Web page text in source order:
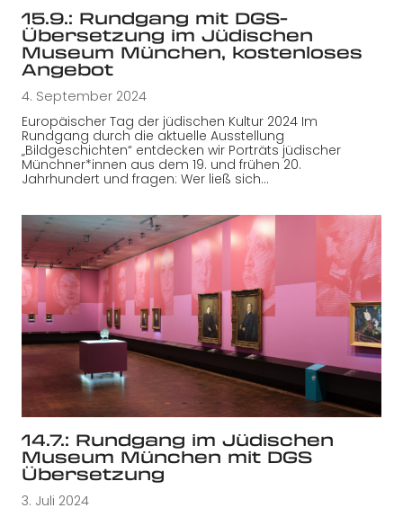
15.9.: Rundgang mit DGS-
Übersetzung im Jüdischen
Museum München, kostenloses
Angebot
4. September 2024
Europäischer Tag der jüdischen Kultur 2024 Im
Rundgang durch die aktuelle Ausstellung
„Bildgeschichten“ entdecken wir Porträts jüdischer
Münchner*innen aus dem 19. und frühen 20.
Jahrhundert und fragen: Wer ließ sich…
14.7.: Rundgang im Jüdischen
Museum München mit DGS
Übersetzung
3. Juli 2024